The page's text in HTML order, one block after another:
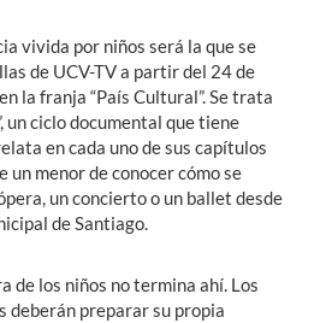
vivida por niños será la que se
de UCV-TV a partir del 24 de
la franja “País Cultural”. Se trata
un ciclo documental que tiene
en cada uno de sus capítulos
un menor de conocer cómo se
un concierto o un ballet desde
de Santiago.
de los niños no termina ahí. Los
deberán preparar su propia